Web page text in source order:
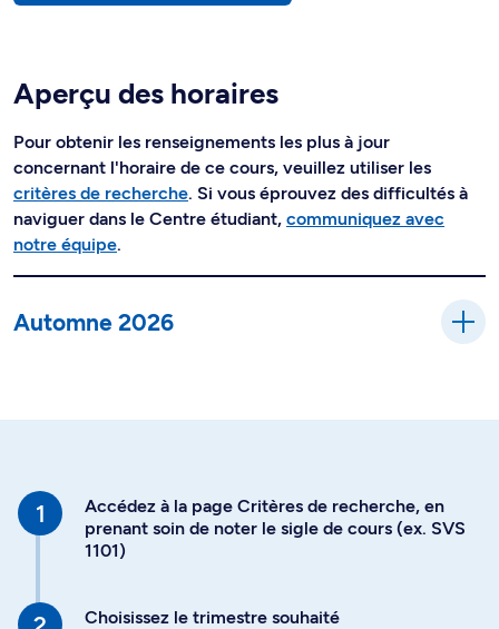
Aperçu des horaires
Pour obtenir les renseignements les plus à jour
concernant l'horaire de ce cours, veuillez utiliser les
critères de recherche. Si vous éprouvez des difficultés à
naviguer dans le Centre étudiant, communiquez avec
notre équipe.
Automne 2026
Accédez à la page Critères de recherche, en
prenant soin de noter le sigle de cours (ex. SVS
1101)
Choisissez le trimestre souhaité